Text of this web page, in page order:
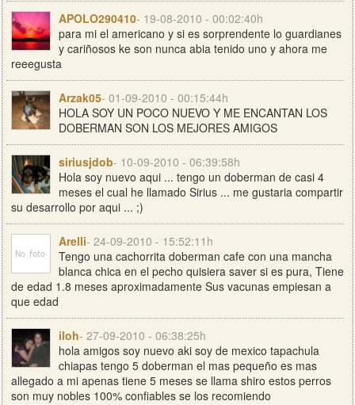
APOLO290410- 19-08-2010 - 00:02:40h
para mi el americano y si es sorprendente lo guardianes
y cariñosos ke son nunca abia tenido uno y ahora me
reeegusta
Arzak05- 01-09-2010 - 00:15:44h
HOLA SOY UN POCO NUEVO Y ME ENCANTAN LOS
DOBERMAN SON LOS MEJORES AMIGOS
siriusjdob- 10-09-2010 - 06:39:58h
Hola soy nuevo aqui ... tengo un doberman de casi 4
meses el cual he llamado Sirius ... me gustaria compartir
su desarrollo por aqui ... ;)
Arelli- 24-09-2010 - 15:52:11h
Tengo una cachorrita doberman cafe con una mancha
blanca chica en el pecho quisiera saver si es pura, Tiene
de edad 1.8 meses aproximadamente Sus vacunas empiesan a
que edad
iloh- 27-09-2010 - 06:38:25h
hola amigos soy nuevo aki soy de mexico tapachula
chiapas tengo 5 doberman el mas pequeño es mas
allegado a mi apenas tiene 5 meses se llama shiro estos perros
son muy nobles 100% confiables se los recomiendo